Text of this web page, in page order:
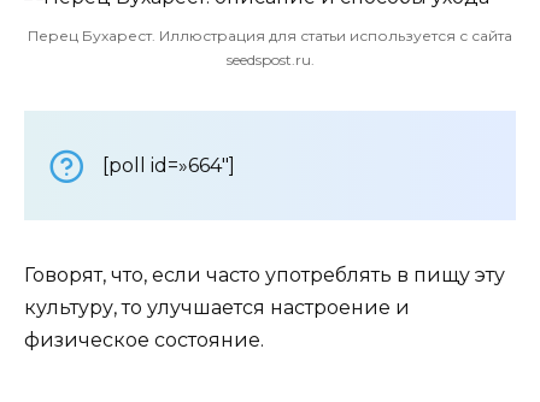
Перец Бухарест. Иллюстрация для статьи используется с сайта
seedspost.ru.
[poll id=»664″]
Говорят, что, если часто употреблять в пищу эту
культуру, то улучшается настроение и
физическое состояние.